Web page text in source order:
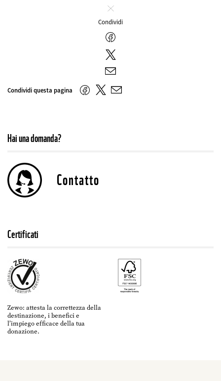
Chiudi
Condividi
Facebook
Twitter
E-
mail
Condividi questa pagina FacebookTwitter
E-
Hai una domanda?
Contatto
Certificati
Zewo: attesta la correttezza della
destinazione, i benefici e
l’impiego efficace della tua
donazione.